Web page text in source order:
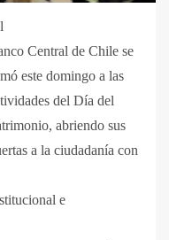
Central de Chile se
este domingo a las
del Día del
abriendo sus
a la ciudadanía con
e